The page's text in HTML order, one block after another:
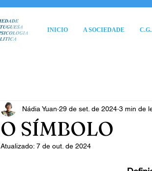
INICIO A SOCIEDADE
O SÍMBOLO
Nádia Yuan 29 de set. de 2024 3 min de
Atualizado: 7 de out. de 2024